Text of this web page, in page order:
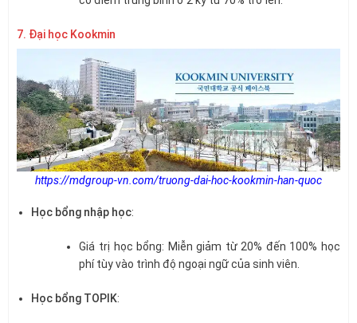
7. Đại học Kookmin
https://mdgroup-vn.com/truong-dai-hoc-kookmin-han-quoc
Học bổng nhập học:
Giá trị học bổng: Miễn giảm từ 20% đến 100% học
phí tùy vào trình độ ngoại ngữ của sinh viên.
Học bổng TOPIK: